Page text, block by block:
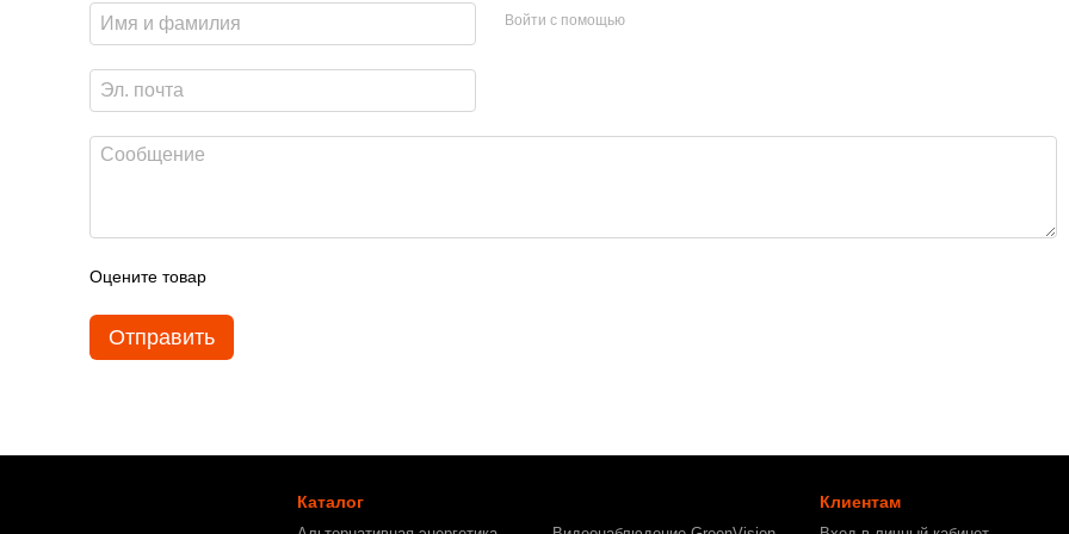
Войти с помощью
Оцените товар
Отправить
Каталог Клиентам